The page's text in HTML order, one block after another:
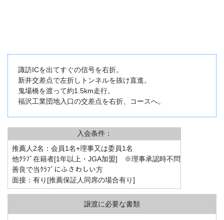
諏訪ICを出てすぐの信号を右折。
新井交差点で左折しトンネルを抜け直進。
鬼場橋を渡って約1.5km走行。
福沢工業団地入口の交差点を右折、コースへ。
入会条件：
推薦人2名：会員1名+理事又は委員1名
他ｸﾗﾌﾞ在籍者[1年以上・JGA加盟] ※理事承認時不問
善良で当ｸﾗﾌﾞにふさわしい方
面接：有り[推薦保証人同席の場合有り]